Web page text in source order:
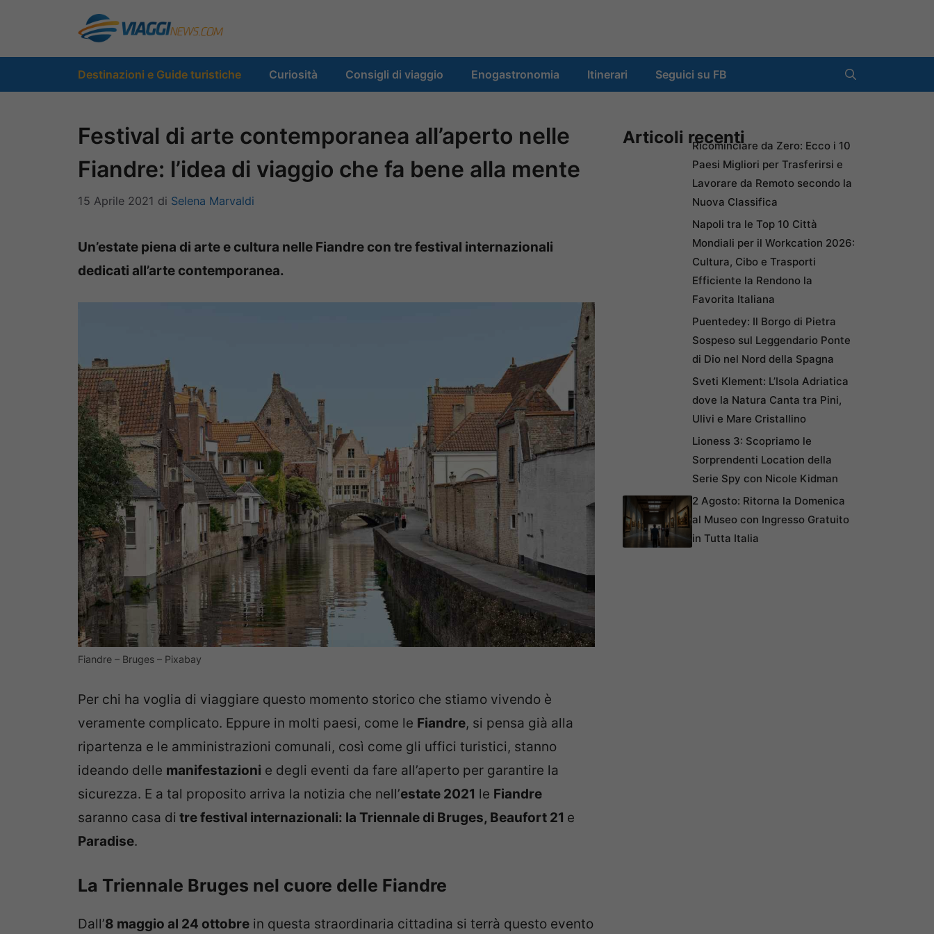
contenuto
Destinazioni e Guide turistiche Curiosità Consigli di viaggio Enogastronomia Itinerari Seguici su FB
Festival di arte contemporanea all’aperto nelle
Fiandre: l’idea di viaggio che fa bene alla mente
15 Aprile 2021 di Selena Marvaldi
Un’estate piena di arte e cultura nelle Fiandre con tre festival internazionali
dedicati all’arte contemporanea.
Fiandre – Bruges – Pixabay
Per chi ha voglia di viaggiare questo momento storico che stiamo vivendo è
veramente complicato. Eppure in molti paesi, come le Fiandre, si pensa già alla
ripartenza e le amministrazioni comunali, così come gli uffici turistici, stanno
ideando delle manifestazioni e degli eventi da fare all’aperto per garantire la
sicurezza. E a tal proposito arriva la notizia che nell’estate 2021 le Fiandre
saranno casa di tre festival internazionali: la Triennale di Bruges, Beaufort 21 e
Paradise.
La Triennale Bruges nel cuore delle Fiandre
Dall’8 maggio al 24 ottobre in questa straordinaria cittadina si terrà questo evento
Articoli recentiRicominciare da Zero: Ecco i 10
Paesi Migliori per Trasferirsi e
Lavorare da Remoto secondo la
Nuova Classifica
Napoli tra le Top 10 Città
Mondiali per il Workcation 2026:
Cultura, Cibo e Trasporti
Efficiente la Rendono la
Favorita Italiana
Puentedey: Il Borgo di Pietra
Sospeso sul Leggendario Ponte
di Dio nel Nord della Spagna
Sveti Klement: L’Isola Adriatica
dove la Natura Canta tra Pini,
Ulivi e Mare Cristallino
Lioness 3: Scopriamo le
Sorprendenti Location della
Serie Spy con Nicole Kidman
2 Agosto: Ritorna la Domenica
al Museo con Ingresso Gratuito
in Tutta Italia